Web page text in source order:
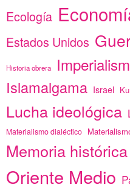
Ecología
Estados Unidos
Historia obrera
Islamalgama Israel
Lucha ideológica
Materialismo dialéctico
Memoria histórica
Oriente Medio